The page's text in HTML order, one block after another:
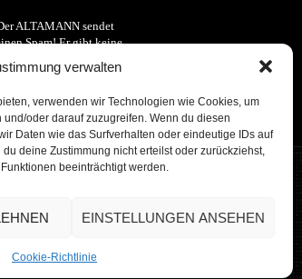
verwalten
verwenden wir Technologien wie Cookies, um
oder darauf zuzugreifen. Wenn du diesen
Daten wie das Surfverhalten oder eindeutige IDs auf
deine Zustimmung nicht erteilst oder zurückziehst,
beeinträchtigt werden.
EINSTELLUNGEN ANSEHEN
Cookie-Richtlinie
ALTAMANN sendet
Spam! Er gibt keine
an dritte weiter. Erfahre
mehr in unserer
.